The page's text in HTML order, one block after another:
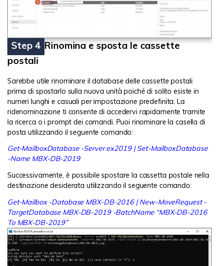
Step 4 Rinomina e sposta le cassette
postali
Sarebbe utile rinominare il database delle cassette postali
prima di spostarlo sulla nuova unità poiché di solito esiste in
numeri lunghi e casuali per impostazione predefinita. La
ridenominazione ti consente di accedervi rapidamente tramite
la ricerca o i prompt dei comandi. Puoi rinominare la casella di
posta utilizzando il seguente comando:
Get-MailboxDatabase -Server ex2019 | Set-MailboxDatabase
-Name MBX-DB-2019
Successivamente, è possibile spostare la cassetta postale nella
destinazione desiderata utilizzando il seguente comando:
Get-Mailbox -Database MBX-DB-2016 | New-MoveRequest -
TargetDatabase MBX-DB-2019 -BatchName “MBX-DB-2016
To MBX-DB-2019”